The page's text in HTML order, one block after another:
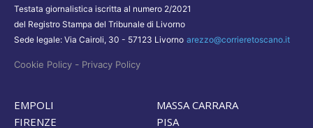
Testata giornalistica iscritta al numero 2/2021
del Registro Stampa del Tribunale di Livorno
Sede legale: Via Cairoli, 30 - 57123 Livorno arezzo@corrieretoscano.it
Cookie Policy - Privacy Policy
EMPOLI
FIRENZE
MASSA CARRARA
PISA